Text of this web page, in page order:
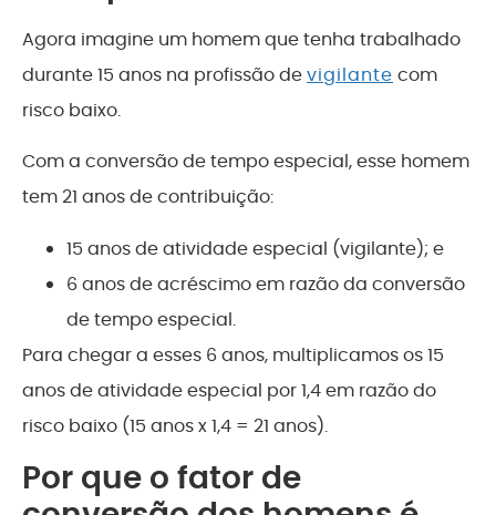
Agora imagine um homem que tenha trabalhado
durante 15 anos na profissão devigilante com
risco baixo.
Com a conversão de tempo especial, esse homem
tem 21 anos de contribuição:
15 anos de atividade especial (vigilante); e
6 anos de acréscimo em razão da conversão
de tempo especial.
Para chegar a esses 6 anos, multiplicamos os 15
anos de atividade especial por 1,4 em razão do
risco baixo (15 anos x 1,4 = 21 anos).
Por que o fator de